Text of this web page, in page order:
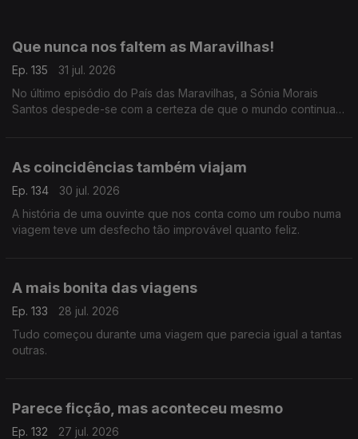
Que nunca nos faltem as Maravilhas!
Ep. 135
31 jul. 2026
No último episódio do País das Maravilhas, a Sónia Morais
Santos despede-se com a certeza de que o mundo continua
As coincidências também viajam
Ep. 134
30 jul. 2026
A história de uma ouvinte que nos conta como um roubo numa
viagem teve um desfecho tão improvável quanto feliz.
A mais bonita das viagens
Ep. 133
28 jul. 2026
Tudo começou durante uma viagem que parecia igual a tantas
outras.
Parece ficção, mas aconteceu mesmo
Ep. 132
27 jul. 2026